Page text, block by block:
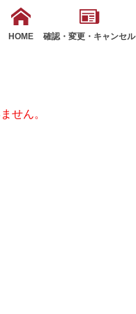
HOME 確認・変更・キャンセル
せん。